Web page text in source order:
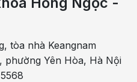
tòa nhà Keangnam
phường Yên Hòa, Hà Nội